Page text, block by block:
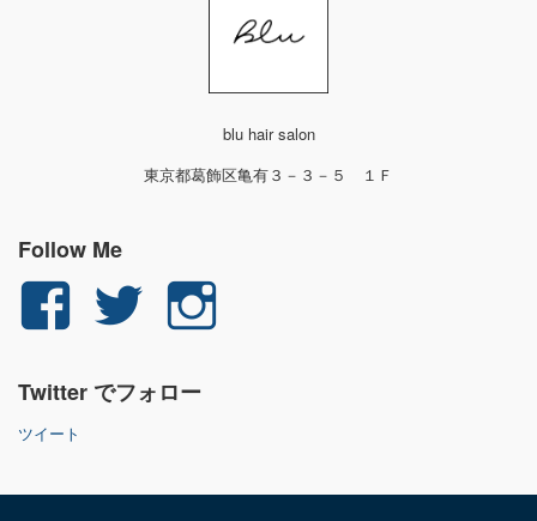
blu hair salon
東京都葛飾区亀有３－３－５ １Ｆ
Follow Me
yuichi.fujita.351
ん
yu_1_fjt
ん
Twitter でフォロー
ツイート